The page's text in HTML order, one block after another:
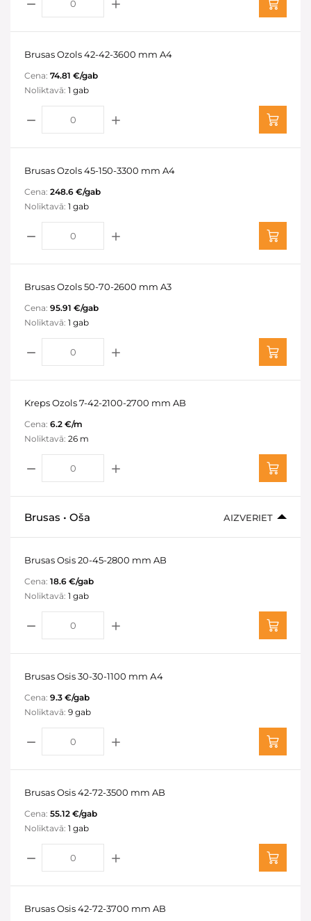
Brusas Ozols 42-42-3600 mm A4
Cena: 74.81 €/gab
Noliktavā: 1 gab
Brusas Ozols 45-150-3300 mm A4
Cena: 248.6 €/gab
Noliktavā: 1 gab
Brusas Ozols 50-70-2600 mm A3
Cena: 95.91 €/gab
Noliktavā: 1 gab
Kreps Ozols 7-42-2100-2700 mm AB
Cena: 6.2 €/m
Noliktavā: 26 m
Brusas • Oša AIZVERIET
Brusas Osis 20-45-2800 mm AB
Cena: 18.6 €/gab
Noliktavā: 1 gab
Brusas Osis 30-30-1100 mm А4
Cena: 9.3 €/gab
Noliktavā: 9 gab
Brusas Osis 42-72-3500 mm AB
Cena: 55.12 €/gab
Noliktavā: 1 gab
Brusas Osis 42-72-3700 mm AB